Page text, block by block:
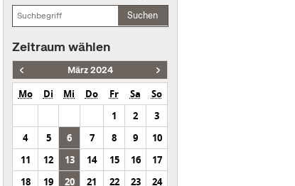
Suchen
Zeitraum wählen
März 2024
Mo Di Mi Do Fr Sa
So
1
2
3
4
5 6 7 8 9
10
11
12 13 14 15 16
17
18
19 20 21 22 23
24